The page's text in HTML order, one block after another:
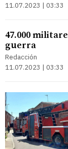
11.07.2023 | 03:33
47.000
guerra
Redacción
11.07.2023 | 03:33